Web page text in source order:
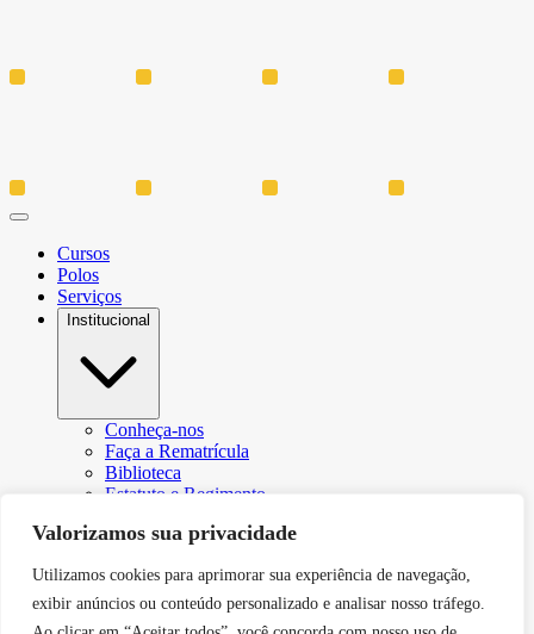
Valorizamos sua privacidade
Utilizamos cookies para aprimorar sua experiência de navegação,
exibir anúncios ou conteúdo personalizado e analisar nosso tráfego.
Cursos
Polos
Serviços
Institucional
Conheça-nos
Faça a Rematrícula
Biblioteca
Estatuto e Regimento
Resoluções e Portarias
Egressos
CPA – Comissão Própria de Avaliação
Núcleo de Prática Jurídica